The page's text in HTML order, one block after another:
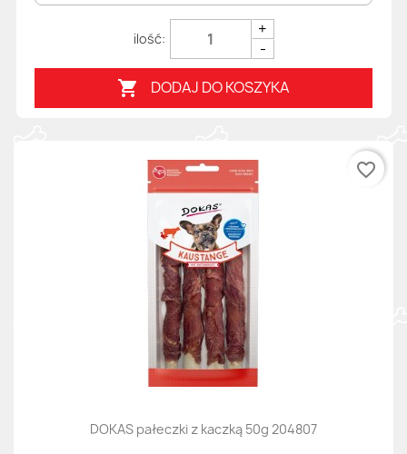
+
-
 DODAJ DO KOSZYKA
DOKAS pałeczki z kaczką 50g 204807
favorite_border